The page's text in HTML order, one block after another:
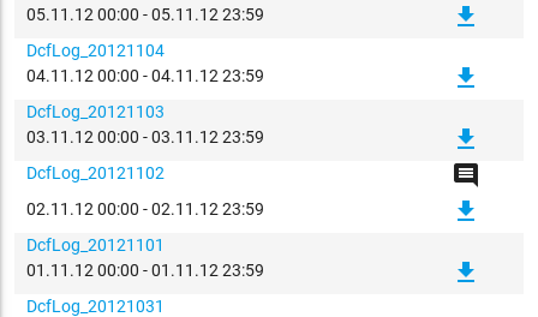
05.11.12 00:00 - 05.11.12 23:59
file_download
DcfLog_20121104
04.11.12 00:00 - 04.11.12 23:59
file_download
DcfLog_20121103
03.11.12 00:00 - 03.11.12 23:59
file_download
DcfLog_20121102 comment
02.11.12 00:00 - 02.11.12 23:59 file_download
DcfLog_20121101
01.11.12 00:00 - 01.11.12 23:59
file_download
DcfLog_20121031